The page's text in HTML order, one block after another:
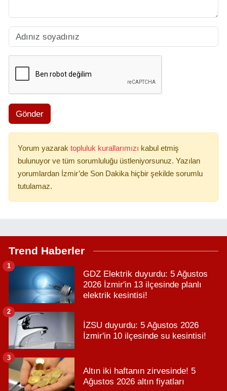
Gönder
Yorum yazarak topluluk kurallarımızı kabul etmiş
bulunuyor ve tüm sorumluluğu üstleniyorsunuz. Yazılan
yorumlardan İzmir’de Son Dakika hiçbir şekilde sorumlu
tutulamaz.
Trend Haberler
GDZ Elektrik duyurdu: 5 Ağustos
2026 İzmir'in 13 ilçesinde planlı
elektrik kesintisi!
1
İZSU duyurdu: 5 Ağustos 2026
İzmir'in 10 ilçesinde su kesintisi!
2
Altın iki haftanın zirvesinde! 5
Ağustos 2026 altın fiyatları
3